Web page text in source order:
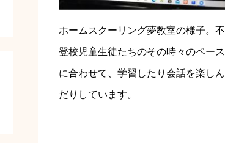
ホームスクーリング夢教室の様子。不
登校児童生徒たちのその時々のペース
に合わせて、学習したり会話を楽しん
だりしています。